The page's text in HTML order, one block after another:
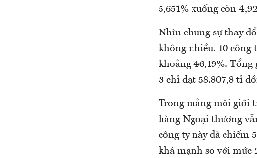
5,651% xuống còn
Nhìn chung sự thay
không nhiều. 10
khoảng 46,19%.
3 chỉ đạt 58.807,8 tỉ
Trong mảng môi giới
hàng Ngoại thương
công ty này đã chiếm
khá mạnh so với mức